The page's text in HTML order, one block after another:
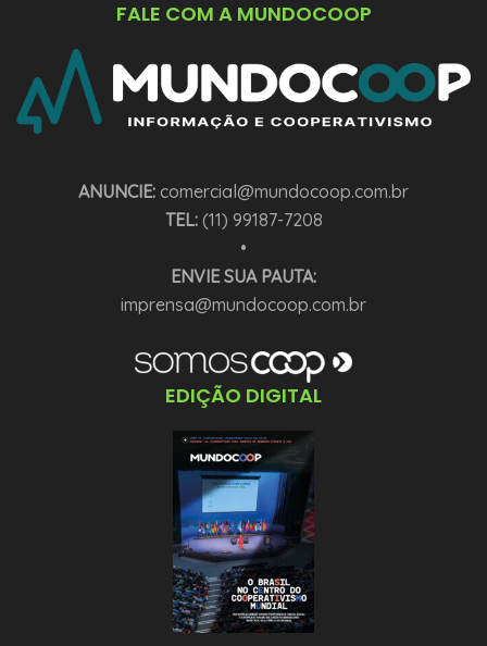
FALE COM A MUNDOCOOP
ANUNCIE: comercial@mundocoop.com.br
TEL:(11) 99187-7208
•
ENVIE SUA PAUTA:
imprensa@mundocoop.com.br
EDIÇÃO DIGITAL